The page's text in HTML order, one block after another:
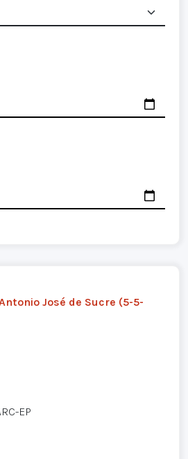
José de Sucre (5-5-
EP